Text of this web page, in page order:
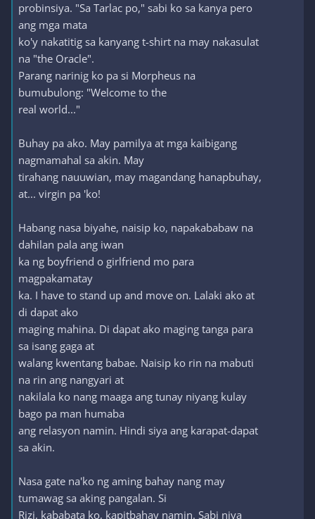
probinsiya. "Sa Tarlac po," sabi ko sa kanya pero
ang mga mata
ko'y nakatitig sa kanyang t-shirt na may nakasulat
na "the Oracle".
Parang narinig ko pa si Morpheus na
bumubulong: "Welcome to the
real world..."
Buhay pa ako. May pamilya at mga kaibigang
nagmamahal sa akin. May
tirahang nauuwian, may magandang hanapbuhay,
at... virgin pa 'ko!
Habang nasa biyahe, naisip ko, napakababaw na
dahilan pala ang iwan
ka ng boyfriend o girlfriend mo para
magpakamatay
ka. I have to stand up and move on. Lalaki ako at
di dapat ako
maging mahina. Di dapat ako maging tanga para
sa isang gaga at
walang kwentang babae. Naisip ko rin na mabuti
na rin ang nangyari at
nakilala ko nang maaga ang tunay niyang kulay
bago pa man humaba
ang relasyon namin. Hindi siya ang karapat-dapat
sa akin.
Nasa gate na'ko ng aming bahay nang may
tumawag sa aking pangalan. Si
Rizi, kababata ko, kapitbahay namin. Sabi niya